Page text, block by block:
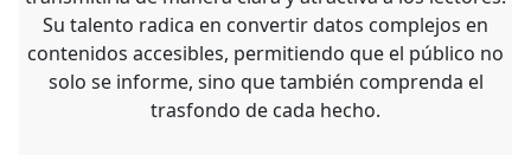
Su talento radica en convertir datos complejos en
contenidos accesibles, permitiendo que el público no
solo se informe, sino que también comprenda el
trasfondo de cada hecho.